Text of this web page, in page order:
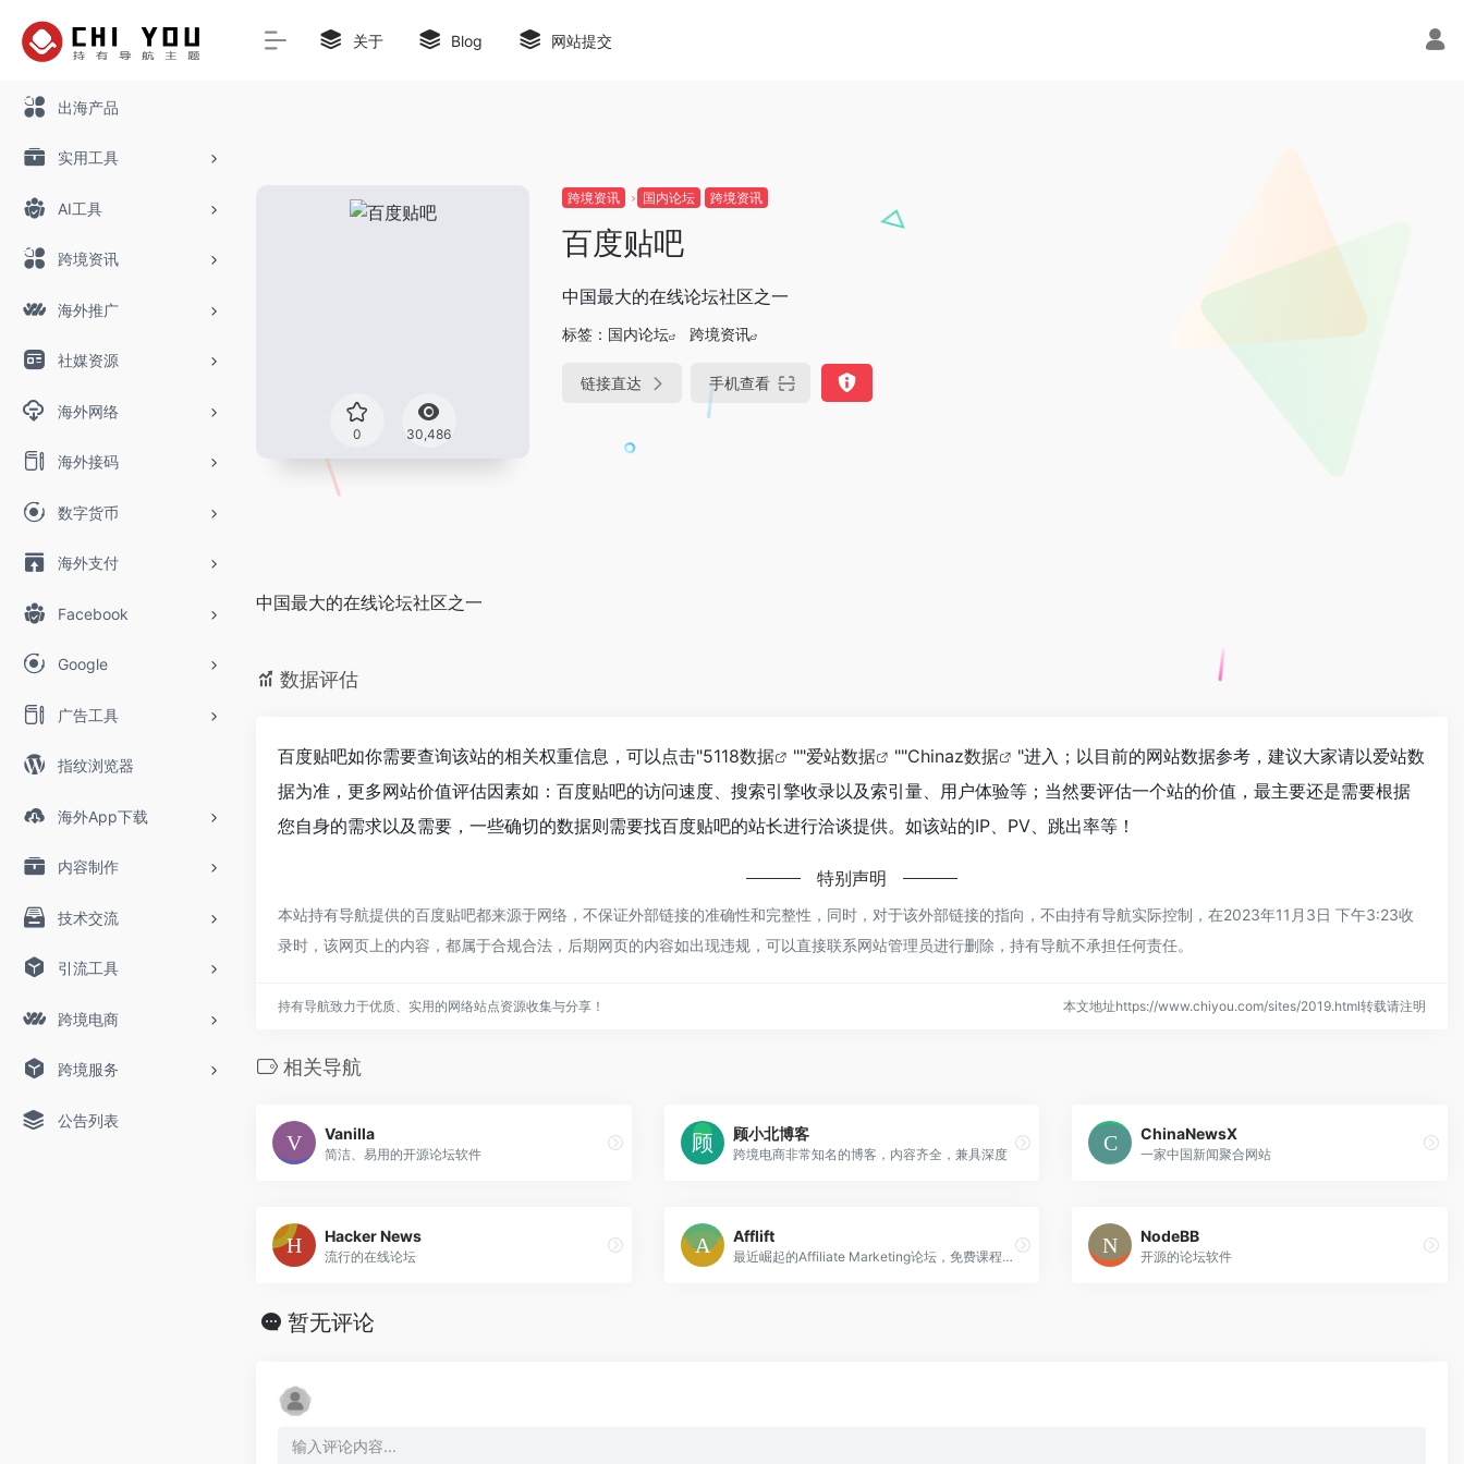
出海产品
实用工具
AI工具
跨境资讯
海外推广
社媒资源
海外网络
海外接码
数字货币
海外支付
Facebook
Google
广告工具
指纹浏览器
海外App下载
内容制作
技术交流
引流工具
跨境电商
跨境服务
公告列表
关于 Blog 网站提交
0 30,486
跨境资讯 国内论坛 跨境资讯
百度贴吧
中国最大的在线论坛社区之一
标签： 国内论坛 跨境资讯
链接直达 手机查看
中国最大的在线论坛社区之一
数据评估
百度贴吧如你需要查询该站的相关权重信息，可以点击"5118数据 ""爱站数据 ""Chinaz数据
"进入；以目前的网站数据参考，建议大家请以爱站数
据为准，更多网站价值评估因素如：百度贴吧的访问速度、搜索引擎收录以及索引量、用户体验等；当然要评估一个站的价值，最主要还是需要根据
您自身的需求以及需要，一些确切的数据则需要找百度贴吧的站长进行洽谈提供。如该站的IP、PV、跳出率等！
特别声明
本站持有导航提供的百度贴吧都来源于网络，不保证外部链接的准确性和完整性，同时，对于该外部链接的指向，不由持有导航实际控制，在2023年11月3日 下午3:23收
录时，该网页上的内容，都属于合规合法，后期网页的内容如出现违规，可以直接联系网站管理员进行删除，持有导航不承担任何责任。
持有导航致力于优质、实用的网络站点资源收集与分享！ 本文地址https://www.chiyou.com/sites/2019.html转载请注明
相关导航
Vanilla
简洁、易用的开源论坛软件
顾小北博客
跨境电商非常知名的博客，内容齐全，兼具深度
ChinaNewsX
一家中国新闻聚合网站
Hacker News
流行的在线论坛
Afflift
最近崛起的Affiliate Marketing论坛，免费课程比较多
NodeBB
开源的论坛软件
暂无评论